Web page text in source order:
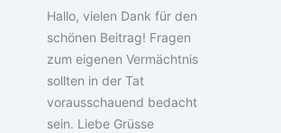
Hallo, vielen Dank für den
schönen Beitrag! Fragen
zum eigenen Vermächtnis
sollten in der Tat
vorausschauend bedacht
sein. Liebe Grüsse